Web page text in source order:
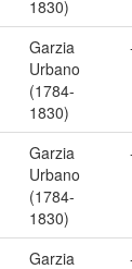
1830)
Garzia
Urbano
(1784-
1830)
Garzia
Urbano
(1784-
1830)
Garzia